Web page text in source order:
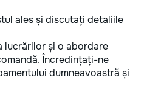
ales și discutați detaliile
lucrărilor și o abordare
Încredințați-ne
dumneavoastră și